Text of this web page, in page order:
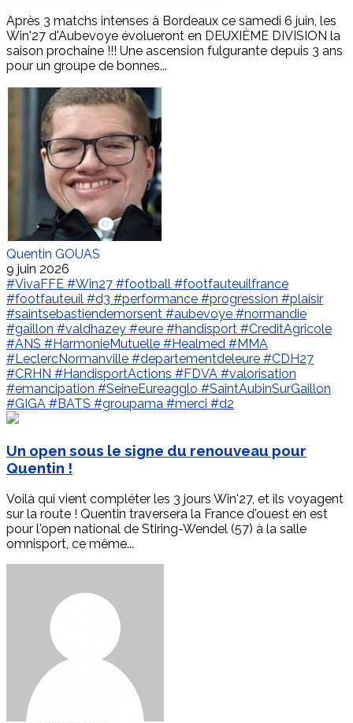
Après 3 matchs intenses à Bordeaux ce samedi 6 juin, les
Win'27 d'Aubevoye évolueront en DEUXIÈME DIVISION la
saison prochaine !!! Une ascension fulgurante depuis 3 ans
pour un groupe de bonnes...
Quentin GOUAS
9 juin 2026
#VivaFFE #Win27 #football #footfauteuilfrance
#footfauteuil #d3 #performance #progression #plaisir
#saintsebastiendemorsent #aubevoye #normandie
#gaillon #valdhazey #eure #handisport #CreditAgricole
#ANS #HarmonieMutuelle #Healmed #MMA
#LeclercNormanville #departementdeleure #CDH27
#CRHN #HandisportActions #FDVA #valorisation
#emancipation #SeineEureagglo #SaintAubinSurGaillon
#GIGA #BATS #groupama #merci #d2
Un open sous le signe du renouveau pour
Quentin !
Voilà qui vient compléter les 3 jours Win'27, et ils voyagent
sur la route ! Quentin traversera la France d'ouest en est
pour l'open national de Stiring-Wendel (57) à la salle
omnisport, ce même...